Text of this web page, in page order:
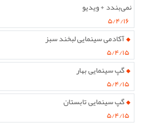
نمی‌بندد + ویدیو
۵/۴/۱۶
آکادمی سینمایی لبخند سبز
۵/۴/۱۵
گپ سینمایی بهار
۵/۴/۱۵
گپ سینمایی تابستان
۵/۴/۱۵